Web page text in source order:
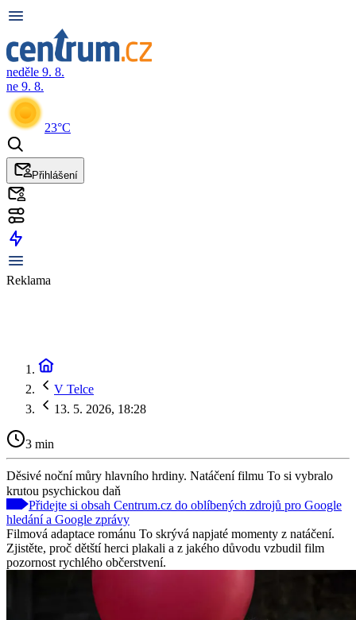
neděle 9. 8.
ne 9. 8.
23°C
Přihlášení
Reklama
V Telce
13. 5. 2026, 18:28
3 min
Děsivé noční můry hlavního hrdiny. Natáčení filmu To si vybralo
krutou psychickou daň
Přidejte si obsah Centrum.cz do oblíbených zdrojů pro Google
hledání a Google zprávy
Filmová adaptace románu To skrývá napjaté momenty z natáčení.
Zjistěte, proč dětští herci plakali a z jakého důvodu vzbudil film
pozornost rychlého občerstvení.